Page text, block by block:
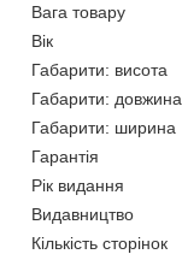
Вага товару
Вік
Габарити: висота
Габарити: довжина
Габарити: ширина
Гарантія
Рік видання
Видавництво
Кількість сторінок